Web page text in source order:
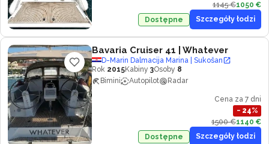
1145 €1050 €
Dostępne
Szczegóły łodzi
Bavaria Cruiser 41 | Whatever
D-Marin Dalmacija Marina | Sukošan
Rok 2015Kabiny 3Osoby 8
Bimini
Autopilot Radar
Cena za 7 dni
− 24%
1500 €1140 €
Dostępne
Szczegóły łodzi